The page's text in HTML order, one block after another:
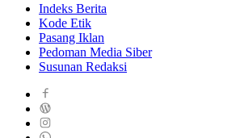
Indeks Berita
Kode Etik
Pasang Iklan
Pedoman Media Siber
Susunan Redaksi